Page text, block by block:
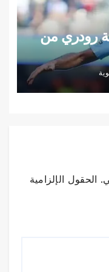
رودري من
الحقول الإلزامية